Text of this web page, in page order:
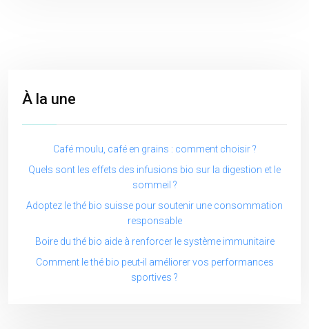
À la une
Café moulu, café en grains : comment choisir ?
Quels sont les effets des infusions bio sur la digestion et le
sommeil ?
Adoptez le thé bio suisse pour soutenir une consommation
responsable
Boire du thé bio aide à renforcer le système immunitaire
Comment le thé bio peut-il améliorer vos performances
sportives ?